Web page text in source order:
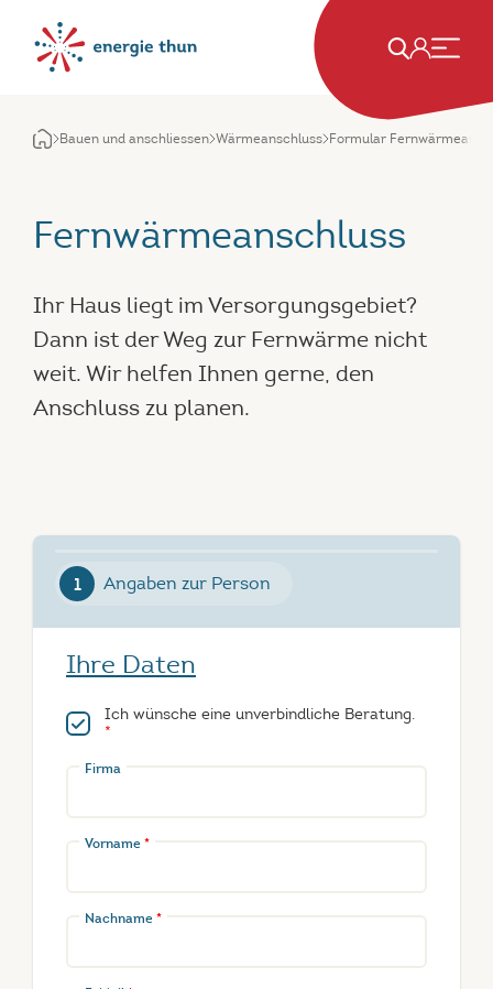
Bauen und anschliessen Wärmeanschluss Formular
Fernwärmeanschluss
Ihr Haus liegt im Versorgungsgebiet?
Dann ist der Weg zur Fernwärme nicht
weit. Wir helfen Ihnen gerne, den
Anschluss zu planen.
Angaben zur Person
Ihre Daten
Ich wünsche eine unverbindliche Beratung.
*
Firma
Vorname *
Nachname *